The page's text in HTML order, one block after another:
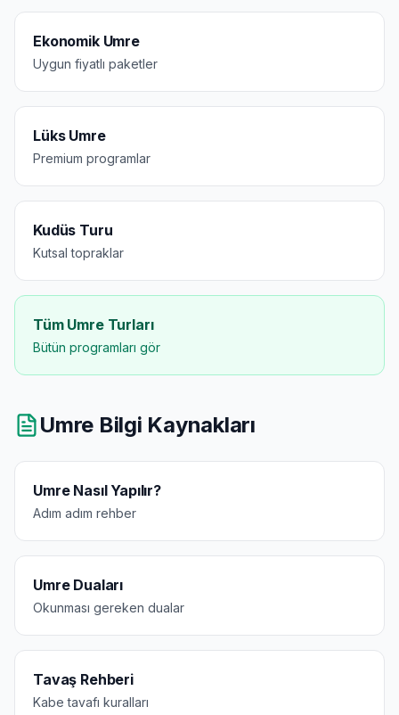
Ekonomik Umre
Uygun fiyatlı paketler
Lüks Umre
Premium programlar
Kudüs Turu
Kutsal topraklar
Tüm Umre Turları
Bütün programları gör
Umre Bilgi Kaynakları
Umre Nasıl Yapılır?
Adım adım rehber
Umre Duaları
Okunması gereken dualar
Tavaş Rehberi
Kabe tavafı kuralları